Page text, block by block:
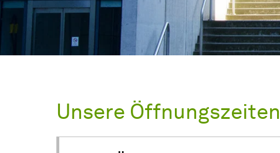
Unsere Öffnungszeiten